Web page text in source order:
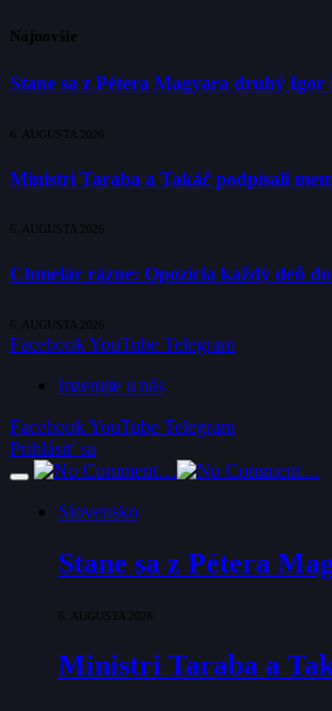
Najnovšie
Stane sa z Pétera Magyara druhý
6. AUGUSTA 2026
Ministri Taraba a Takáč podpísali
6. AUGUSTA 2026
Chmelár rázne: Opozícia každý deň
6. AUGUSTA 2026
FacebookYouTube Telegram
Inzerujte u nás
FacebookYouTube Telegram
Prihlásiť sa
Slovensko
Stane sa z Pétera
6. AUGUSTA 2026
Ministri Taraba a